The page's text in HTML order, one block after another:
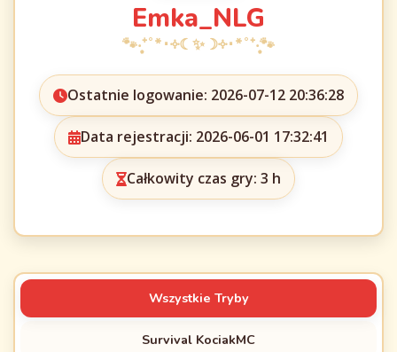
Emka_NLG
Ostatnie logowanie: 2026-07-12 20:36:28
Data rejestracji: 2026-06-01 17:32:41
Całkowity czas gry: 3 h
Wszystkie Tryby
Survival KociakMC